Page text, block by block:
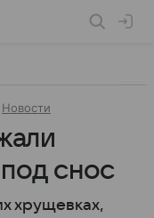
Новости
снос
хрущевках,